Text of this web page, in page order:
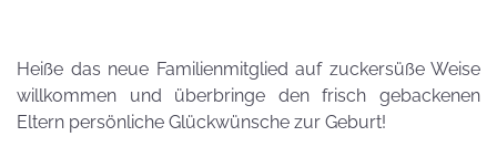
Heiße das neue Familienmitglied auf zuckersüße Weise
willkommen und überbringe den frisch gebackenen
Eltern persönliche Glückwünsche zur Geburt!